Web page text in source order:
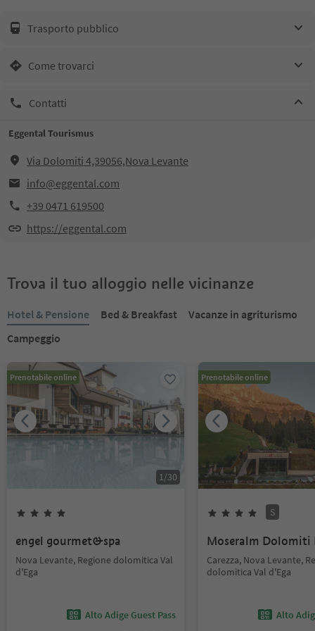
Trasporto pubblico
Come trovarci
Contatti
Eggental Tourismus
Via Dolomiti 4,39056,Nova Levante
info@eggental.com
+39 0471 619500
https://eggental.com
Trova il tuo alloggio nelle vicinanze
Hotel & Pensione Bed & Breakfast
Vacanze in agriturismo
Campeggio
Prenotabile online
1/30
engel gourmet&spa
Nova Levante, Regione dolomitica Val
d'Ega
Alto Adige Guest Pass
Prenotabile online
S
Moseralm Dolomiti
Carezza, Nova Levante,
dolomitica Val d'Ega
Alto